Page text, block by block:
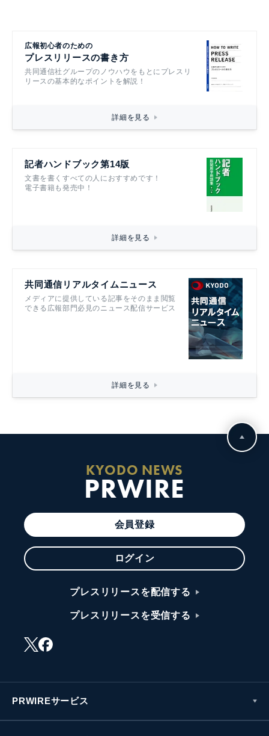
広報初心者のための
プレスリリースの書き方
共同通信社グループのノウハウをもとにプレスリ
リースの基本的なポイントを解説！
詳細を見る
記者ハンドブック第14版
文書を書くすべての人におすすめです！
電子書籍も発売中！
詳細を見る
共同通信リアルタイムニュース
メディアに提供している記事をそのまま閲覧
できる広報部門必見のニュース配信サービス
詳細を見る
KYODO NEWS
PRWIRE
会員登録
ログイン
プレスリリースを配信する
プレスリリースを受信する
PRWIREサービス